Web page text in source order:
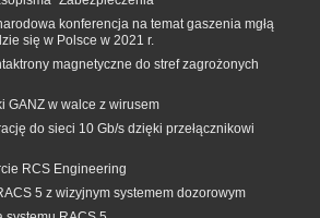
konferencja na temat gaszenia mgłą
się w Polsce w 2021 r.
magnetyczne do stref zagrożonych
GANZ w walce z wirusem
do sieci 10 Gb/s dzięki przełącznikowi
RCS Engineering
5 z wizyjnym systemem dozorowym